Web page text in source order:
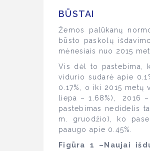
BŪSTAI
Žemos palūkanų
būsto paskolų
mėnesiais nuo 2015
Vis dėl to pastebima,
vidurio sudarė apie
0.17%, o iki 2015 metų
liepa – 1.68%), 2016
pastebimas nedidelis
m. gruodžio), ko
paaugo apie 0.45%.
Figūra 1 –Naujai